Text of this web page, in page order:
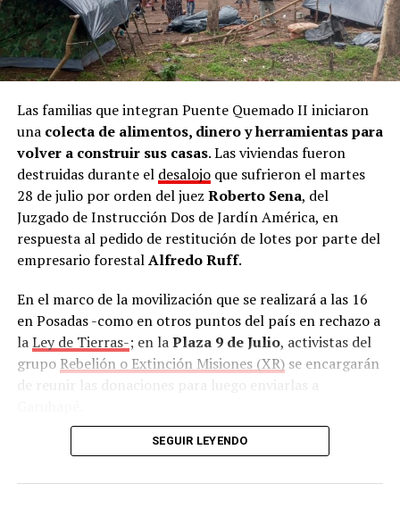
Las familias que integran Puente Quemado II iniciaron
unacolecta de alimentos, dinero y herramientas para
volver a construir sus casas. Las viviendas fueron
destruidas durante el desalojoque sufrieron el martes
28 de julio por orden del juez Roberto Sena, del
Juzgado de Instrucción Dos de Jardín América, en
respuesta al pedido de restitución de lotes por parte del
empresario forestalAlfredo Ruff.
En el marco de la movilización que se realizará a las 16
en Posadas -como en otros puntos del país en rechazo a
laLey de Tierras-; en laPlaza 9 de Julio, activistas del
grupo Rebelión o Extinción Misiones (XR)se encargarán
de reunir las donaciones para luego enviarlas a
Además, la Asociación Trabajadores del Estado (ATE),
punto de recolecciónde lunes a viernes en horario
SEGUIR LEYENDO